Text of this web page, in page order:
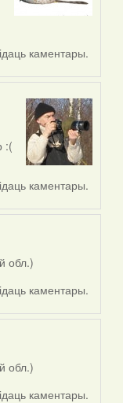
каментары.
:(
каментары.
обл.)
каментары.
обл.)
каментары.